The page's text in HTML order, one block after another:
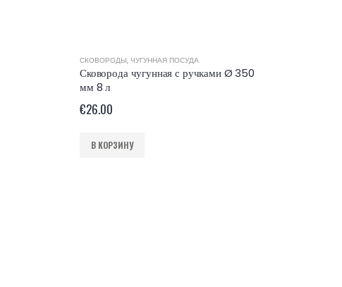
СКОВОРОДЫ, ЧУГУННАЯ ПОСУДА
Сковорода чугунная с ручками Ø 350
мм 8 л
€26.00
В КОРЗИНУ